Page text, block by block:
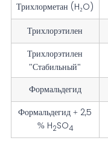
Трихлорметан (H₂O)
Трихлорэтилен
Трихлорэтилен
"Стабильный"
Формальдегид
Формальдегид + 2,5
% H2SO4